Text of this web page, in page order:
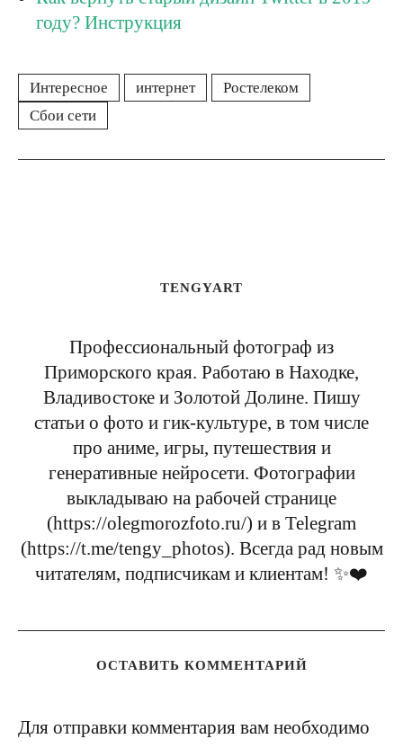
году? Инструкция
Интересное интернет
Ростелеком
Сбои сети
TENGYART
Профессиональный фотограф из
Приморского края. Работаю в Находке,
Владивостоке и Золотой Долине. Пишу
статьи о фото и гик-культуре, в том числе
про аниме, игры, путешествия и
генеративные нейросети. Фотографии
выкладываю на рабочей странице
(https://olegmorozfoto.ru/) и в Telegram
(https://t.me/tengy_photos). Всегда рад новым
читателям, подписчикам и клиентам! ✨❤️
ОСТАВИТЬ КОММЕНТАРИЙ
Для отправки комментария вам необходимо